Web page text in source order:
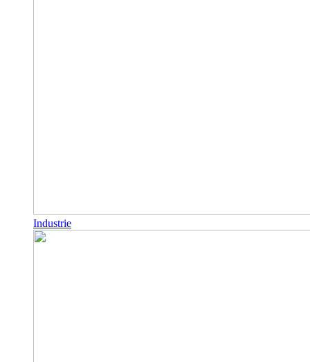
Industrie